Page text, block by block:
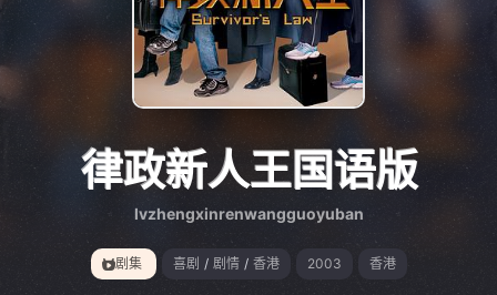
gt 0"}
律政新人王国语版
lvzhengxinrenwangguoyuban
剧集 喜剧 / 剧情 / 香港 2003 香港